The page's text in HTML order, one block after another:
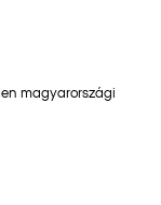
magyarországi